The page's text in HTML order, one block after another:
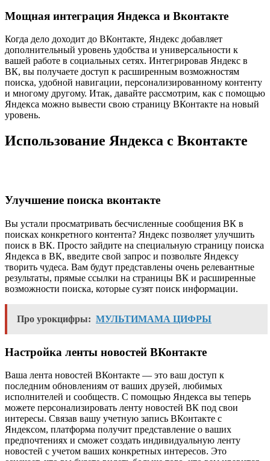
Мощная интеграция Яндекса и Вконтакте
Когда дело доходит до ВКонтакте, Яндекс добавляет
дополнительный уровень удобства и универсальности к
вашей работе в социальных сетях. Интегрировав Яндекс в
ВК, вы получаете доступ к расширенным возможностям
поиска, удобной навигации, персонализированному контенту
и многому другому. Итак, давайте рассмотрим, как с помощью
Яндекса можно вывести свою страницу ВКонтакте на новый
уровень.
Использование Яндекса с Вконтакте
Улучшение поиска вконтакте
Вы устали просматривать бесчисленные сообщения ВК в
поисках конкретного контента? Яндекс позволяет улучшить
поиск в ВК. Просто зайдите на специальную страницу поиска
Яндекса в ВК, введите свой запрос и позвольте Яндексу
творить чудеса. Вам будут представлены очень релевантные
результаты, прямые ссылки на страницы ВК и расширенные
возможности поиска, которые сузят поиск информации.
Про урокцифры: МУЛЬТИМАМА ЦИФРЫ
Настройка ленты новостей ВКонтакте
Ваша лента новостей ВКонтакте — это ваш доступ к
последним обновлениям от ваших друзей, любимых
исполнителей и сообществ. С помощью Яндекса вы теперь
можете персонализировать ленту новостей ВК под свои
интересы. Связав вашу учетную запись ВКонтакте с
Яндексом, платформа получит представление о ваших
предпочтениях и сможет создать индивидуальную ленту
новостей с учетом ваших конкретных интересов. Это